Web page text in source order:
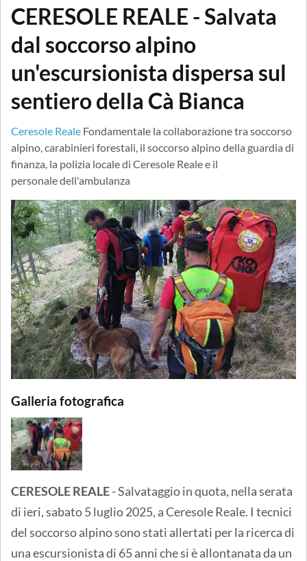
CERESOLE REALE - Salvata
dal soccorso alpino
un'escursionista dispersa sul
sentiero della Cà Bianca
Ceresole Reale Fondamentale la collaborazione tra soccorso
alpino, carabinieri forestali, il soccorso alpino della guardia di
finanza, la polizia locale di Ceresole Reale e il
personale dell'ambulanza
Galleria fotografica
CERESOLE REALE- Salvataggio in quota, nella serata
di ieri, sabato 5 luglio 2025, a Ceresole Reale. I tecnici
del soccorso alpino sono stati allertati per la ricerca di
una escursionista di 65 anni che si è allontanata da un